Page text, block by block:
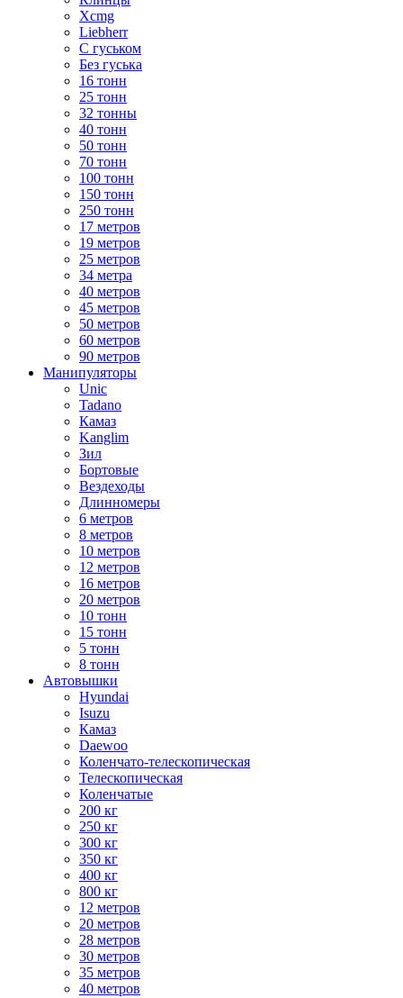
Xcmg
Liebherr
С гуськом
Без гуська
16 тонн
25 тонн
32 тонны
40 тонн
50 тонн
70 тонн
100 тонн
150 тонн
250 тонн
17 метров
19 метров
25 метров
34 метра
40 метров
45 метров
50 метров
60 метров
90 метров
Манипуляторы
Unic
Tadano
Камаз
Kanglim
Зил
Бортовые
Вездеходы
Длинномеры
6 метров
8 метров
10 метров
12 метров
16 метров
20 метров
10 тонн
15 тонн
5 тонн
8 тонн
Автовышки
Hyundai
Isuzu
Камаз
Daewoo
Коленчато-телескопическая
Телескопическая
Коленчатые
200 кг
250 кг
300 кг
350 кг
400 кг
800 кг
12 метров
20 метров
28 метров
30 метров
35 метров
40 метров